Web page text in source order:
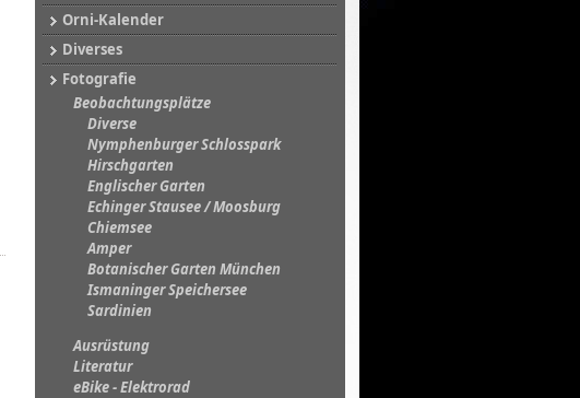
Orni-Kalender
Diverses
Fotografie
Beobachtungsplätze
Diverse
Nymphenburger Schlosspark
Hirschgarten
Englischer Garten
Echinger Stausee / Moosburg
Chiemsee
Amper
Botanischer Garten München
Ismaninger Speichersee
Sardinien
Ausrüstung
Literatur
eBike - Elektrorad